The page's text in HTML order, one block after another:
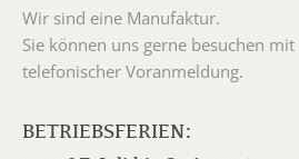
Wir sind eine Manufaktur.
Sie können uns gerne besuchen mit
telefonischer Voranmeldung.
BETRIEBSFERIEN: